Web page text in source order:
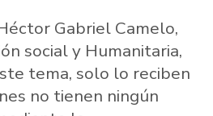
Gabriel Camelo,
social y Humanitaria,
tema, solo lo reciben
no tienen ningún